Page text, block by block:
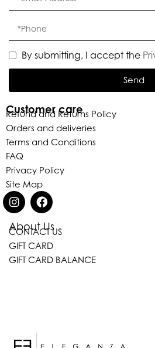
About Us
CONTACT US
GIFT CARD
GIFT CARD BALANCE
Customer care
Refund and Returns Policy
Orders and deliveries
Terms and Conditions
FAQ
Privacy Policy
Site Map
By submitting, I accept the
Send
Eleganza Israel